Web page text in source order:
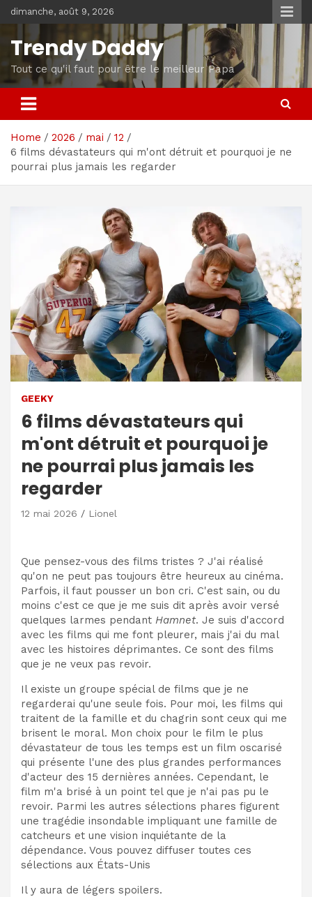
Skip
to
content
dimanche, août 9, 2026
Trendy Daddy
Tout ce qu'il faut pour être le meilleur Papa
Home 2026 mai
12
6 films dévastateurs qui m'ont détruit et pourquoi je ne
pourrai plus jamais les regarder
GEEKY
6 films dévastateurs qui
m'ont détruit et pourquoi je
ne pourrai plus jamais les
regarder
12 mai 2026 Lionel
Que pensez-vous des films tristes ? J'ai réalisé
qu'on ne peut pas toujours être heureux au cinéma.
Parfois, il faut pousser un bon cri. C'est sain, ou du
moins c'est ce que je me suis dit après avoir versé
quelques larmes pendant Hamnet. Je suis d'accord
avec les films qui me font pleurer, mais j'ai du mal
avec les histoires déprimantes. Ce sont des films
que je ne veux pas revoir.
Il existe un groupe spécial de films que je ne
regarderai qu'une seule fois. Pour moi, les films qui
traitent de la famille et du chagrin sont ceux qui me
brisent le moral. Mon choix pour le film le plus
dévastateur de tous les temps est un film oscarisé
qui présente l'une des plus grandes performances
d'acteur des 15 dernières années. Cependant, le
film m'a brisé à un point tel que je n'ai pas pu le
revoir. Parmi les autres sélections phares figurent
une tragédie insondable impliquant une famille de
catcheurs et une vision inquiétante de la
dépendance. Vous pouvez diffuser toutes ces
sélections aux États-Unis
Il y aura de légers spoilers.